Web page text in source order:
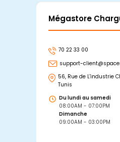
Mégastore
70 22 33 00
support-
56, Rue de L'industrie
Tunis
Du lundi au samedi
08:00AM - 07:00PM
Dimanche
09:00AM - 03:00PM